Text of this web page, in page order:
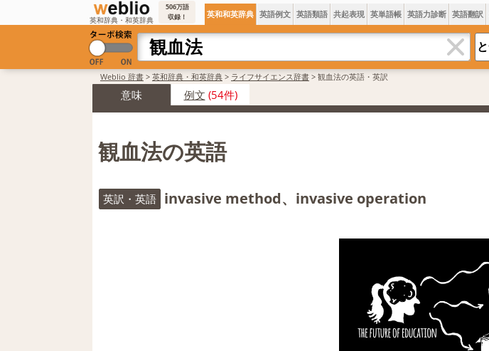
英和辞典・和英辞典
506万語
収録！
英和和英辞典 英語例文 英語類語 共起表現 英単語帳 英語力診断 英語翻訳
Weblio 辞書 > 英和辞典・和英辞典 > ライフサイエンス辞書 > 観血法の英語・英訳
意味 例文 (54件)
観血法の英語
英訳・英語 invasive method、invasive operation